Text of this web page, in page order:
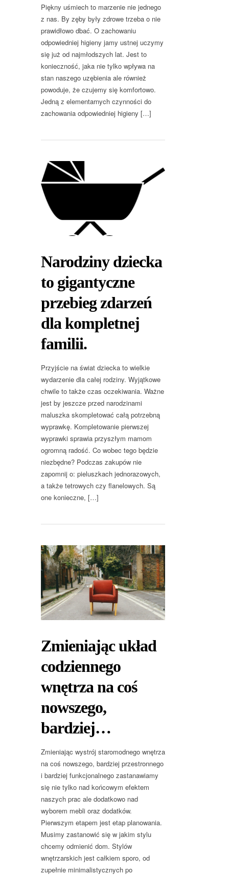
Piękny uśmiech to marzenie nie jednego
z nas. By zęby były zdrowe trzeba o nie
prawidłowo dbać. O zachowaniu
odpowiedniej higieny jamy ustnej uczymy
się już od najmłodszych lat. Jest to
konieczność, jaka nie tylko wpływa na
stan naszego uzębienia ale również
powoduje, że czujemy się komfortowo.
Jedną z elementarnych czynności do
zachowania odpowiedniej higieny […]
Narodziny dziecka
to gigantyczne
przebieg zdarzeń
dla kompletnej
familii.
Przyjście na świat dziecka to wielkie
wydarzenie dla całej rodziny. Wyjątkowe
chwile to także czas oczekiwania. Ważne
jest by jeszcze przed narodzinami
maluszka skompletować całą potrzebną
wyprawkę. Kompletowanie pierwszej
wyprawki sprawia przyszłym mamom
ogromną radość. Co wobec tego będzie
niezbędne? Podczas zakupów nie
zapomnij o: pieluszkach jednorazowych,
a także tetrowych czy flanelowych. Są
one konieczne, […]
Zmieniając układ
codziennego
wnętrza na coś
nowszego,
bardziej…
Zmieniając wystrój staromodnego wnętrza
na coś nowszego, bardziej przestronnego
i bardziej funkcjonalnego zastanawiamy
się nie tylko nad końcowym efektem
naszych prac ale dodatkowo nad
wyborem mebli oraz dodatków.
Pierwszym etapem jest etap planowania.
Musimy zastanowić się w jakim stylu
chcemy odmienić dom. Stylów
wnętrzarskich jest całkiem sporo, od
zupełnie minimalistycznych po